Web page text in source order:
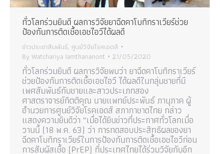
ทั่วโลกร่วมยินดี ผลการวิจัยยาฉีดคาโบทิกราเวียร์ช่วย
ป้องกันการติดเชื้อเอชไอวีได้ผลดี
ข่าวประชาสัมพันธ์, ศูนย์วิจัยโรคเอดส์
By Watchariya Iamthananont 21/05/2020
ทั่วโลกร่วมยินดี ผลการวิจัยพบว่า ยาฉีดคาโบทิกราเวียร์
ช่วยป้องกันการติดเชื้อเอชไอวี ได้ผลดีในกลุ่มชายที่มี
เพศสัมพันธ์กับชายและสาวประเภทสอง
ศาสตราจารย์กิตติคุณ นายแพทย์ประพันธ์ ภานุภาค ผู้
อำนวยการศูนย์วิจัยโรคเอดส์ สภากาชาดไทย กล่าว
แสดงความยินดีว่า “เมื่อได้ยินข่าวที่ประกาศทั่วโลกเมื่อ
วานนี้ (18 พ.ค. 63) ว่า การทดสอบประสิทธิผลของยา
ฉีดคาโบทิกราเวียร์ในการป้องกันการติดเชื้อเอชไอวีก่อน
การสัมผัสเชื้อ (PrEP) ที่ประเทศไทยได้ร่วมวิจัยกับอีก